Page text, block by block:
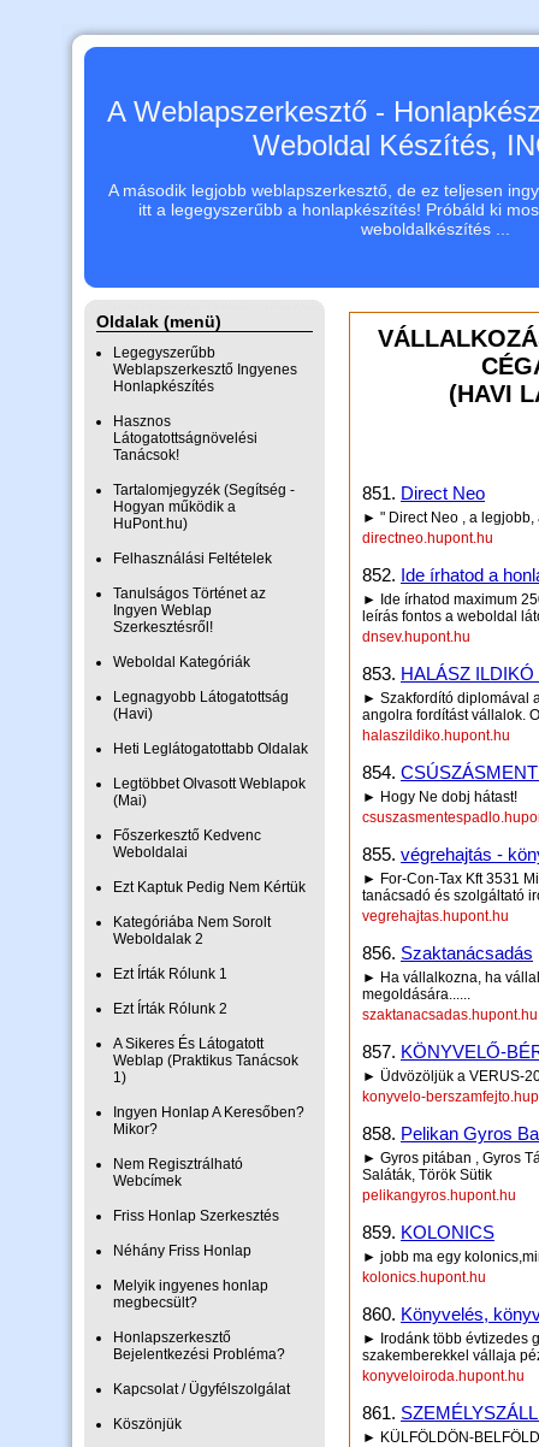
A Weblapszerkesztő -
Weboldal Készítés,
A második legjobb weblapszerkesztő, de ez teljesen
itt a legegyszerűbb a honlapkészítés! Próbáld ki
weboldalkészítés ...
Oldalak (menü)
Legegyszerűbb
Weblapszerkesztő Ingyenes
Honlapkészítés
Hasznos
Látogatottságnövelési
Tanácsok!
Tartalomjegyzék (Segítség -
Hogyan működik a
HuPont.hu)
Felhasználási Feltételek
Tanulságos Történet az
Ingyen Weblap
Szerkesztésről!
Weboldal Kategóriák
Legnagyobb Látogatottság
(Havi)
Heti Leglátogatottabb Oldalak
Legtöbbet Olvasott Weblapok
(Mai)
Főszerkesztő Kedvenc
Weboldalai
Ezt Kaptuk Pedig Nem Kértük
Kategóriába Nem Sorolt
Weboldalak 2
Ezt Írták Rólunk 1
Ezt Írták Rólunk 2
A Sikeres És Látogatott
Weblap (Praktikus Tanácsok
1)
Ingyen Honlap A Keresőben?
Mikor?
Nem Regisztrálható
Webcímek
Friss Honlap Szerkesztés
Néhány Friss Honlap
Melyik ingyenes honlap
megbecsült?
Honlapszerkesztő
Bejelentkezési Probléma?
Kapcsolat / Ügyfélszolgálat
Köszönjük
(HAVI
851. Direct Neo
► " Direct Neo , a legjobb,
directneo.hupont.hu
852. Ide írhatod a
► Ide írhatod maximum
leírás fontos a weboldal
dnsev.hupont.hu
853. HALÁSZ
► Szakfordító diplomával
angolra fordítást vállalok.
halaszildiko.hupont.hu
854.
► Hogy Ne dobj hátast!
855. végrehajtás -
► For-Con-Tax Kft 3531
tanácsadó és szolgáltató
vegrehajtas.hupont.hu
856. Szaktanácsadás
► Ha vállalkozna, ha
megoldására......
szaktanacsadas.hupont.hu
857. KÖNYVELŐ-
► Üdvözöljük a VERUS-
konyvelo-
858. Pelikan Gyros
► Gyros pitában , Gyros
Saláták, Török Sütik
pelikangyros.hupont.hu
859. KOLONICS
► jobb ma egy
kolonics.hupont.hu
860. Könyvelés,
► Irodánk több évtizedes
szakemberekkel vállaja
konyveloiroda.hupont.hu
861.
► KÜLFÖLDÖN-